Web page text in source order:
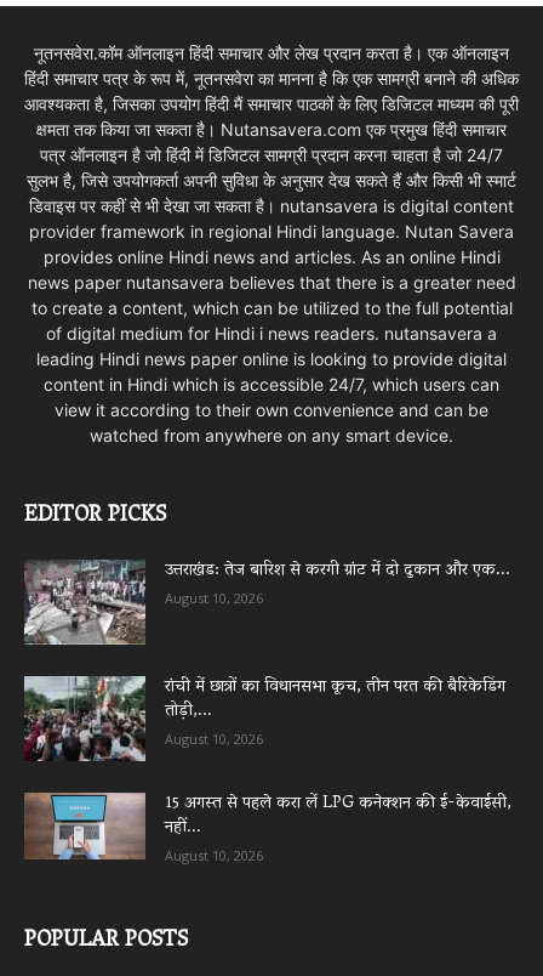
नूतनसवेरा.कॉम ऑनलाइन हिंदी समाचार और लेख प्रदान करता है। एक ऑनलाइन
हिंदी समाचार पत्र के रूप में, नूतनसवेरा का मानना है कि एक सामग्री बनाने की अधिक
आवश्यकता है, जिसका उपयोग हिंदी मैं समाचार पाठकों के लिए डिजिटल माध्यम की पूरी
क्षमता तक किया जा सकता है। Nutansavera.com एक प्रमुख हिंदी समाचार
पत्र ऑनलाइन है जो हिंदी में डिजिटल सामग्री प्रदान करना चाहता है जो 24/7
सुलभ है, जिसे उपयोगकर्ता अपनी सुविधा के अनुसार देख सकते हैं और किसी भी स्मार्ट
डिवाइस पर कहीं से भी देखा जा सकता है। nutansavera is digital content
provider framework in regional Hindi language. Nutan Savera
provides online Hindi news and articles. As an online Hindi
news paper nutansavera believes that there is a greater need
to create a content, which can be utilized to the full potential
of digital medium for Hindi i news readers. nutansavera a
leading Hindi news paper online is looking to provide digital
content in Hindi which is accessible 24/7, which users can
view it according to their own convenience and can be
watched from anywhere on any smart device.
EDITOR PICKS
उत्तराखंड: तेज बारिश से करगी ग्रांट में दो दुकान और एक...
August 10, 2026
रांची में छात्रों का विधानसभा कूच, तीन परत की बैरिकेडिंग
तोड़ी,...
August 10, 2026
15 अगस्त से पहले करा लें LPG कनेक्शन की ई-केवाईसी,
नहीं...
August 10, 2026
POPULAR POSTS